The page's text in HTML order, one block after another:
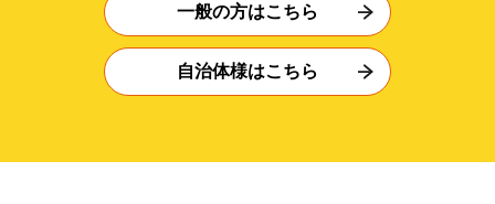
一般の方はこちら
自治体様はこちら